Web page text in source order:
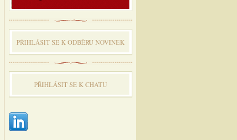
PŘIHLÁSIT SE K ODBĔRU NOVINEK
PŘIHLÁSIT SE K CHATU